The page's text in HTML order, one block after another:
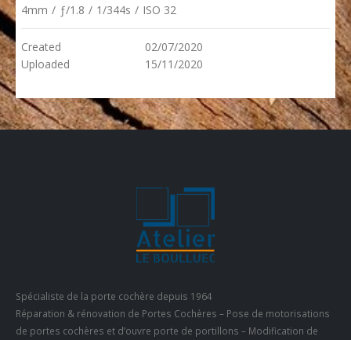
4mm / ƒ/1.8 / 1/344s / ISO 32
Created
02/07/2020
Uploaded
15/11/2020
Spécialiste de la porte cochère depuis 1964
Réparation & rénovation de Portes Cochères – Pose de motorisations
de portes cochères et d’ouvre porte de portillons – Modification de